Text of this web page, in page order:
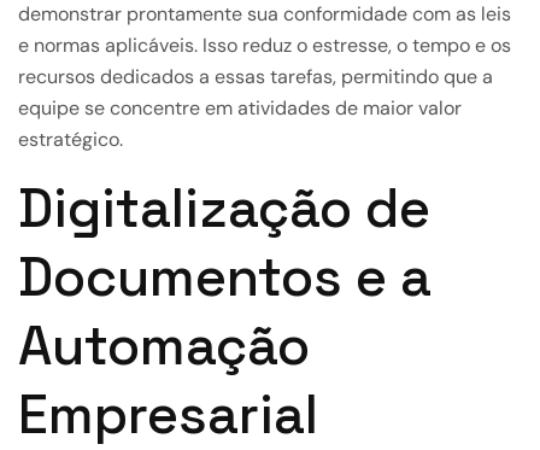
demonstrar prontamente sua conformidade com as leis
e normas aplicáveis. Isso reduz o estresse, o tempo e os
recursos dedicados a essas tarefas, permitindo que a
equipe se concentre em atividades de maior valor
estratégico.
Digitalização de
Documentos e a
Automação
Empresarial